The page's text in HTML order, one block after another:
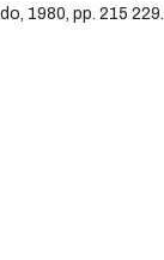
1980, pp. 215 229.